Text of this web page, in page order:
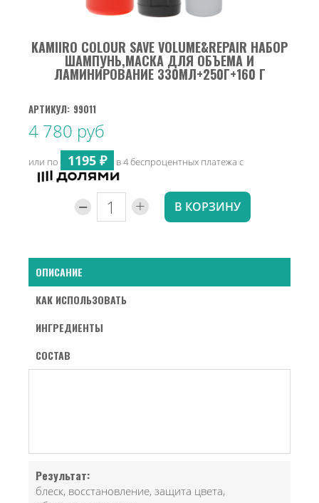
KAMIIRO COLOUR SAVE VOLUME&REPAIR НАБОР
ШАМПУНЬ,МАСКА ДЛЯ ОБЪЕМА И
ЛАМИНИРОВАНИЕ 330МЛ+250Г+160 Г
АРТИКУЛ: 99011
4 780 руб
или по 1195 ₽ в 4 беспроцентных платежа с
- + В КОРЗИНУ
ОПИСАНИЕ
КАК ИСПОЛЬЗОВАТЬ
ИНГРЕДИЕНТЫ
СОСТАВ
Результат:
блеск, восстановление, защита цвета,